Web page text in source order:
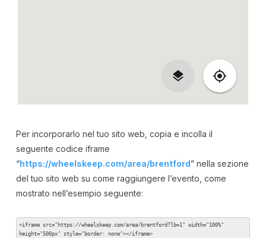
Per incorporarlo nel tuo sito web, copia e incolla il
seguente codice iframe
“https://wheelskeep.com/area/brentford” nella sezione
del tuo sito web su come raggiungere l’evento, come
mostrato nell’esempio seguente:
<iframe src="https://wheelskeep.com/area/brentford?lb=1" width="100%"
height="500px" style="border: none"></iframe>